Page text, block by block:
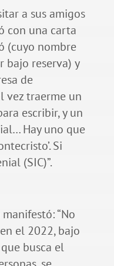
a sus amigos
con una carta
(cuyo nombre
bajo reserva) y
de
vez traerme un
escribir, y un
Hay uno que
Si
(SIC)”.
“No
el 2022, bajo
busca el